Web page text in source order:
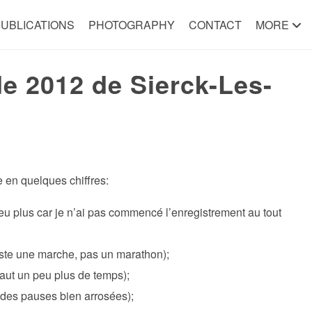
PHOTOGRAPHY CONTACT MORE
2012 de Sierck-Les-
en quelques chiffres:
plus car je n’ai pas commencé l’enregistrement au tout
une marche, pas un marathon);
un peu plus de temps);
pauses bien arrosées);